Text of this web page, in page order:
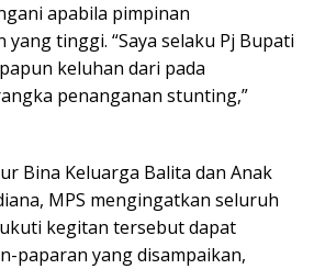
apabila pimpinan
tinggi. “Saya selaku Pj Bupati
keluhan dari pada
penanganan stunting,”
Bina Keluarga Balita dan Anak
MPS mengingatkan seluruh
kegitan tersebut dapat
paparan yang disampaikan,